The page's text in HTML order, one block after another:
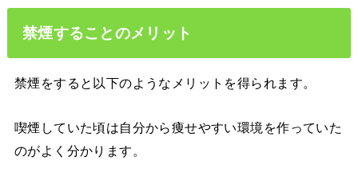
禁煙することのメリット
禁煙をすると以下のようなメリットを得られます。
喫煙していた頃は自分から痩せやすい環境を作っていた
のがよく分かります。